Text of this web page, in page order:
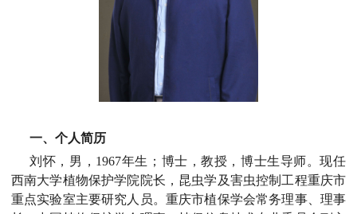
一、个人简历
刘怀，男，1967年生；博士，教授，博士生导师。现任
西南大学植物保护学院院长，昆虫学及害虫控制工程重庆市
重点实验室主要研究人员。重庆市植保学会常务理事、理事